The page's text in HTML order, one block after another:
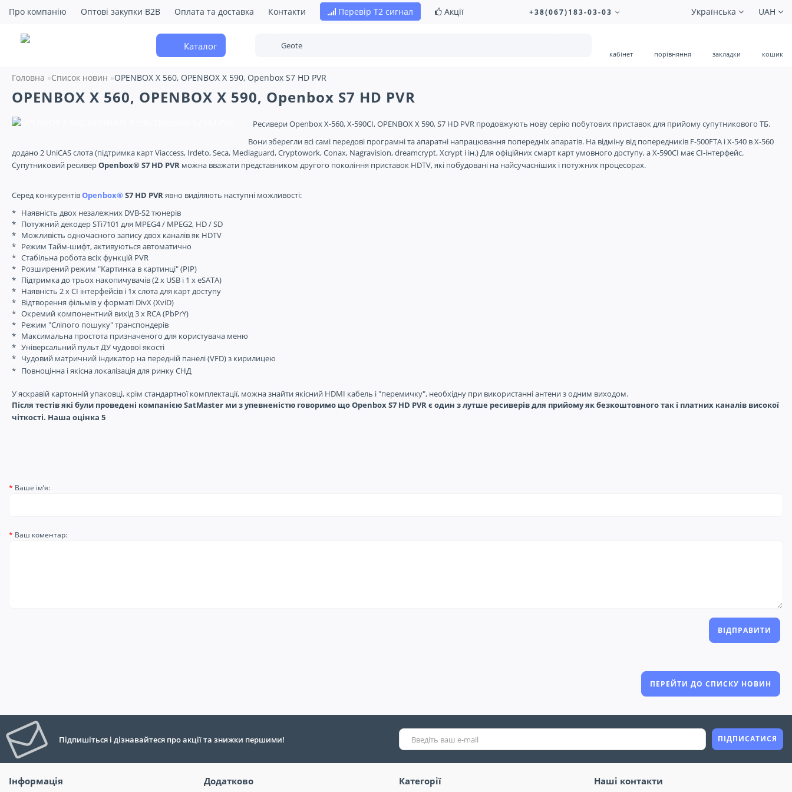
Про компанію Оптові закупки B2B Оплата та доставка Контакти Перевір Т2 сигнал Акції +38(067)183-03-03 UAH
Українська
Каталог
кабінет порівняння закладки кошик
Головна Список новин OPENBOX X 560, OPENBOX X 590, Openbox S7 HD PVR
OPENBOX X 560, OPENBOX X 590, Openbox S7 HD PVR
Ресивери Openbox X-560, X-590CI, OPENBOX X 590, S7 HD PVR продовжують нову серію побутових приставок для прийому супутникового ТБ.
Вони зберегли всі самі передові програмні та апаратні напрацювання попередніх апаратів. На відміну від попередників F-500FTA і X-540 в X-560
додано 2 UniCAS слота (підтримка карт Viaccess, Irdeto, Seca, Mediaguard, Cryptowork, Conax, Nagravision, dreamcrypt, Xcrypt і ін.) Для офіційних смарт карт умовного доступу, а X-590CI має CI-інтерфейс.
Супутниковий ресиверOpenbox® S7 HD PVR можна вважати представником другого покоління приставок HDTV, які побудовані на найсучасніших і потужних процесорах.
Серед конкурентівOpenbox® S7 HD PVRявно виділяють наступні можливості:
* Наявність двох незалежних DVB-S2 тюнерів
* Потужний декодер STi7101 для MPEG4 / MPEG2, HD / SD
* Можливість одночасного запису двох каналів як HDTV
* Режим Тайм-шифт, активуються автоматично
* Стабільна робота всіх функцій PVR
* Розширений режим "Картинка в картинці" (PIP)
* Підтримка до трьох накопичувачів (2 x USB і 1 x eSATA)
* Наявність 2 x CI інтерфейсів і 1x слота для карт доступу
* Відтворення фільмів у форматі DivX (XviD)
* Окремий компонентний вихід 3 x RCA (PbPrY)
* Режим "Сліпого пошуку" транспондерів
* Максимальна простота призначеного для користувача меню
* Універсальний пульт ДУ чудової якості
* Чудовий матричний індикатор на передній панелі (VFD) з кирилицею
* Повноцінна і якісна локалізація для ринку СНД
У яскравій картонній упаковці, крім стандартної комплектації, можна знайти якісний HDMI кабель і "перемичку", необхідну при використанні антени з одним виходом.
Після тестів які були проведені компанією SatMaster ми з упевненістю говоримо що Openbox S7 HD PVR є один з лутше ресиверів для прийому як безкоштовного так і платних каналів високої
чіткості. Наша оцінка 5
Ваше ім’я:
Ваш коментар:
ВІДПРАВИТИ
ПЕРЕЙТИ ДО СПИСКУ НОВИН
Підпишіться і дізнавайтеся про акції та знижки першими! ПІДПИСАТИСЯ
Інформація Додатково Категорії Наші контакти